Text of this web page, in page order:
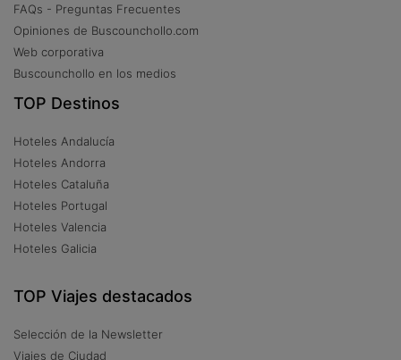
FAQs - Preguntas Frecuentes
Opiniones de Buscounchollo.com
Web corporativa
Buscounchollo en los medios
TOP Destinos
Hoteles Andalucía
Hoteles Andorra
Hoteles Cataluña
Hoteles Portugal
Hoteles Valencia
Hoteles Galicia
TOP Viajes destacados
Selección de la Newsletter
Viajes de Ciudad